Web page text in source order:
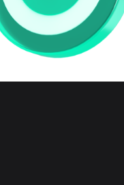
видами уровней:
динамические
графике. Научитесь